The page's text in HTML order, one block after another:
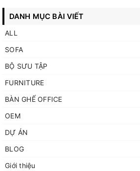
DANH MỤC BÀI VIẾT
ALL
SOFA
BỘ SƯU TẬP
FURNITURE
BÀN GHẾ OFFICE
OEM
DỰ ÁN
BLOG
Giới thiệu